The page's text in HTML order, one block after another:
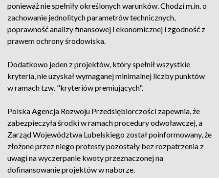
ponieważ nie spełniły określonych warunków. Chodzi m.in. o
zachowanie jednolitych parametrów technicznych,
poprawność analizy finansowej i ekonomicznej i zgodność z
prawem ochrony środowiska.
Dodatkowo jeden z projektów, który spełnił wszystkie
kryteria, nie uzyskał wymaganej minimalnej liczby punktów
w ramach tzw. "kryteriów premiujących".
Polska Agencja Rozwoju Przedsiębiorczości zapewnia, że
zabezpieczyła środki w ramach procedury odwoławczej, a
Zarząd Województwa Lubelskiego został poinformowany, że
złożone przez niego protesty pozostały bez rozpatrzenia z
uwagi na wyczerpanie kwoty przeznaczonej na
dofinansowanie projektów w naborze.